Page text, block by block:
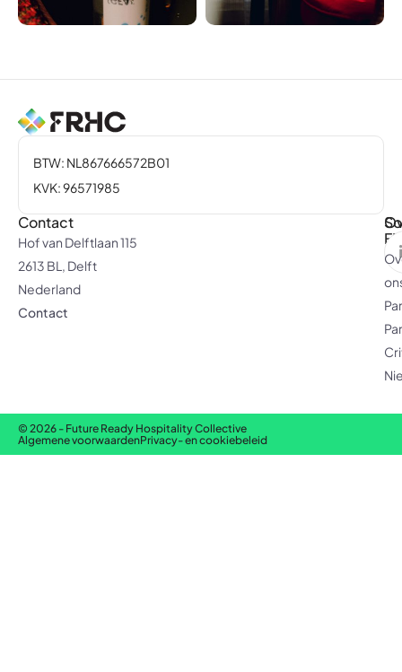
BTW: NL867666572B01
KVK: 96571985
Contact
Hof van Delftlaan 115
2613 BL, Delft
Nederland
Contact
© 2026 - Future Ready Hospitality Collective
Algemene voorwaardenPrivacy- en cookiebeleid